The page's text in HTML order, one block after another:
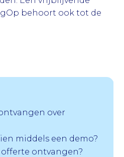
behoort ook tot de
over
middels een demo?
ontvangen?